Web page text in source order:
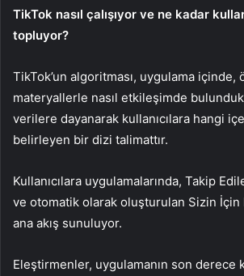
TikTok nasıl çalışıyor ve ne kadar
topluyor?
TikTok’un algoritması, uygulama içinde,
materyallerle nasıl etkileşimde
verilere dayanarak kullanıcılara hangi
belirleyen bir dizi talimattır.
Kullanıcılara uygulamalarında, Takip
ve otomatik olarak oluşturulan Sizin
ana akış sunuluyor.
Eleştirmenler, uygulamanın son derece